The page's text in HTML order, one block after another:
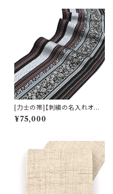
[力士の帯]【刺繍の名入れオプ
ション有】博多織 黒木織物 謹製
小唐花 金印 正絹 日本製 力士
¥75,000